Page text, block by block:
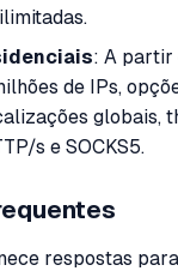
: A partir
de IPs,
globais,
s e SOCKS5.
respostas